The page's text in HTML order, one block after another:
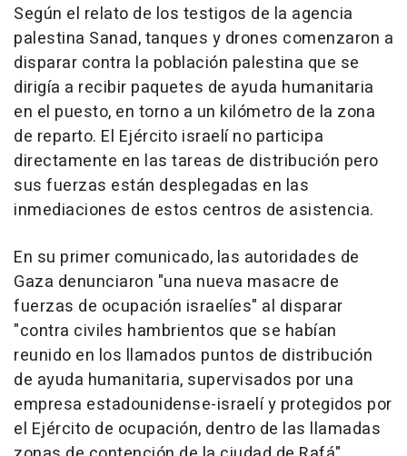
Según el relato de los testigos de la agencia
palestina Sanad, tanques y drones comenzaron a
disparar contra la población palestina que se
dirigía a recibir paquetes de ayuda humanitaria
en el puesto, en torno a un kilómetro de la zona
de reparto. El Ejército israelí no participa
directamente en las tareas de distribución pero
sus fuerzas están desplegadas en las
inmediaciones de estos centros de asistencia.
En su primer comunicado, las autoridades de
Gaza denunciaron "una nueva masacre de
fuerzas de ocupación israelíes" al disparar
"contra civiles hambrientos que se habían
reunido en los llamados puntos de distribución
de ayuda humanitaria, supervisados por una
empresa estadounidense-israelí y protegidos por
el Ejército de ocupación, dentro de las llamadas